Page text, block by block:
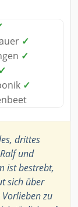
✓
✓
✓
✓
drittes
und
ist bestrebt,
sich über
zu